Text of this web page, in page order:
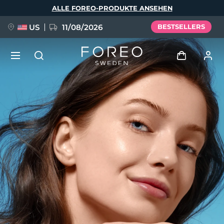
ALLE FOREO-PRODUKTE ANSEHEN
US 11/08/2026 BESTSELLERS
Anmelden
Benutzerkonto
Meine Geräte
Meine Bestellungen
Meine Adressen
Meine Abonnements
FAQ™ Pure Beauty-Tech Elixir
BREAKING NEWS
issa™ Teeth Whitening Set
Sprache
English Deutsch
Español
Français
Português
Polski
Русский
Türkçe
简体中文 繁體中文